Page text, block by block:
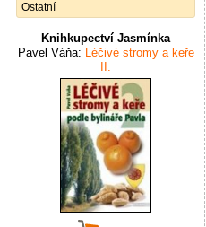
Ostatní
Knihkupectví Jasmínka
Pavel Váňa: Léčivé stromy a keře
II.